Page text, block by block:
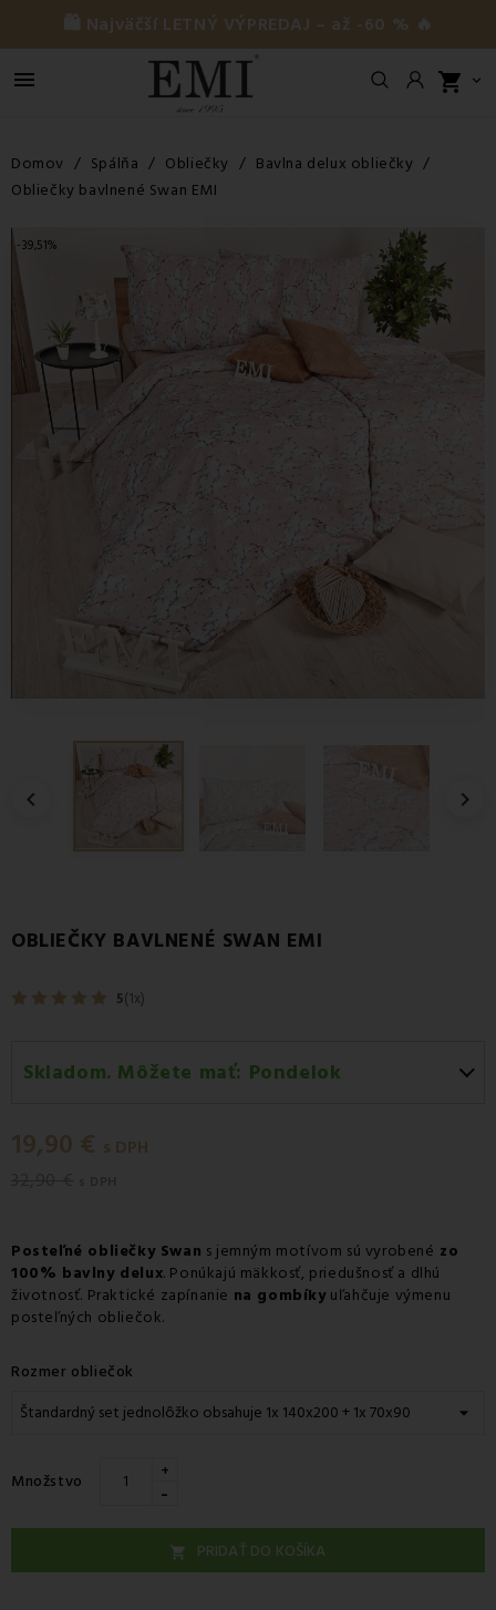
🛍️ Najväčší LETNÝ VÝPREDAJ – až -60 % 🔥
 shopping_cart 
Domov Spálňa Obliečky
Bavlna delux obliečky
Obliečky bavlnené Swan EMI
-39,51%
 
OBLIEČKY BAVLNENÉ SWAN EMI
5(1x)
Skladom. Môžete mať: Pondelok
Pondelok 10.08
Pondelok 10.08-Osobný odber v odbernom mieste
GLS
Utorok 11.08 - Packeta doručenie kuriérom na adresu
19,90 € s DPH
Posteľné obliečky Swan s jemným motívom sú vyrobené zo
100% bavlny delux. Ponúkajú mäkkosť, priedušnosť a dlhú
životnosť. Praktické zapínanie na gombíkyuľahčuje výmenu
posteľných obliečok.
Rozmer obliečok
Množstvo +
-
 PRIDAŤ DO KOŠÍKA